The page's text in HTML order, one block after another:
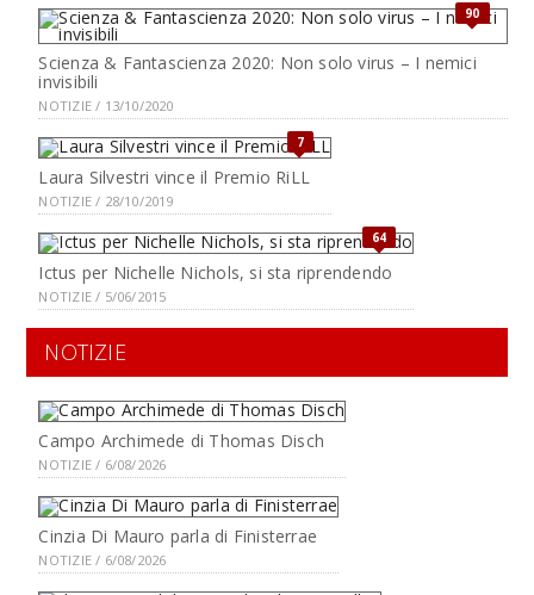
90
Scienza & Fantascienza 2020: Non solo virus – I nemici
invisibili
NOTIZIE / 13/10/2020
7
Laura Silvestri vince il Premio RiLL
NOTIZIE / 28/10/2019
64
Ictus per Nichelle Nichols, si sta riprendendo
NOTIZIE / 5/06/2015
NOTIZIE
Campo Archimede di Thomas Disch
NOTIZIE / 6/08/2026
Cinzia Di Mauro parla di Finisterrae
NOTIZIE / 6/08/2026